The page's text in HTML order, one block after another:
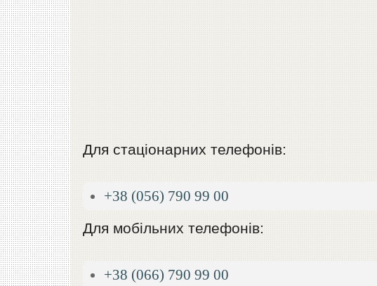
Для стаціонарних телефонів:
+38 (056) 790 99 00
Для мобільних телефонів:
+38 (066) 790 99 00